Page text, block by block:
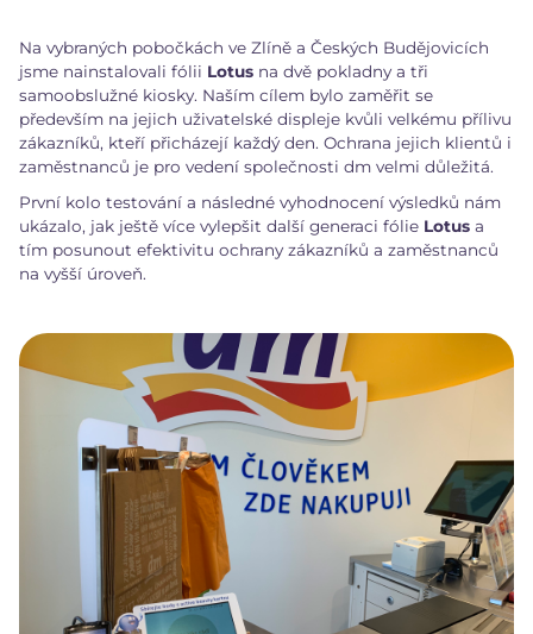
Na vybraných pobočkách ve Zlíně a Českých Budějovicích
jsme nainstalovali fólii Lotus na dvě pokladny a tři
samoobslužné kiosky. Naším cílem bylo zaměřit se
především na jejich uživatelské displeje kvůli velkému přílivu
zákazníků, kteří přicházejí každý den. Ochrana jejich klientů i
zaměstnanců je pro vedení společnosti dm velmi důležitá.
První kolo testování a následné vyhodnocení výsledků nám
ukázalo, jak ještě více vylepšit další generaci fólie Lotus a
tím posunout efektivitu ochrany zákazníků a zaměstnanců
na vyšší úroveň.